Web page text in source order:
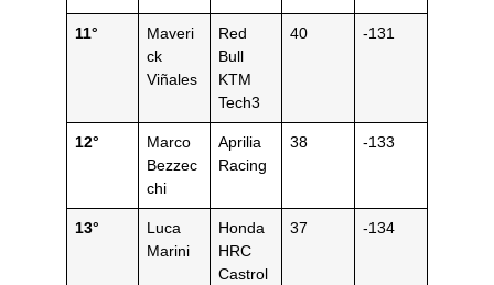
11°
Maveri
ck
Viñales
Red
Bull
KTM
Tech3
40 -131
12°
Marco
Bezzec
chi
Aprilia
Racing
38 -133
13°
Luca
Marini
Honda
HRC
Castrol
37 -134